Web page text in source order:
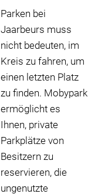
Parken bei
Jaarbeurs muss
nicht bedeuten, im
Kreis zu fahren, um
einen letzten Platz
zu finden. Mobypark
ermöglicht es
Ihnen, private
Parkplätze von
Besitzern zu
reservieren, die
ungenutzte